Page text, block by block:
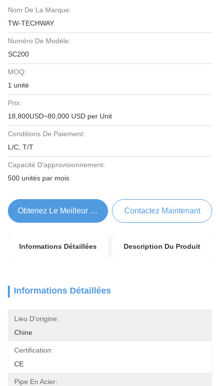
Nom De La Marque:
TW-TECHWAY
Numéro De Modèle:
SC200
MOQ:
1 unité
Prix:
18,800USD~80,000 USD per Unit
Conditions De Paiement:
L/C, T/T
Capacité D'approvisionnement:
500 unités par mois
Obtenez Le Meilleur Prix Contactez Maintenant
Informations Détaillées Description Du Produit
Informations Détaillées
Lieu D'origine:
Chine
Certification:
CE
Pipe En Acier: